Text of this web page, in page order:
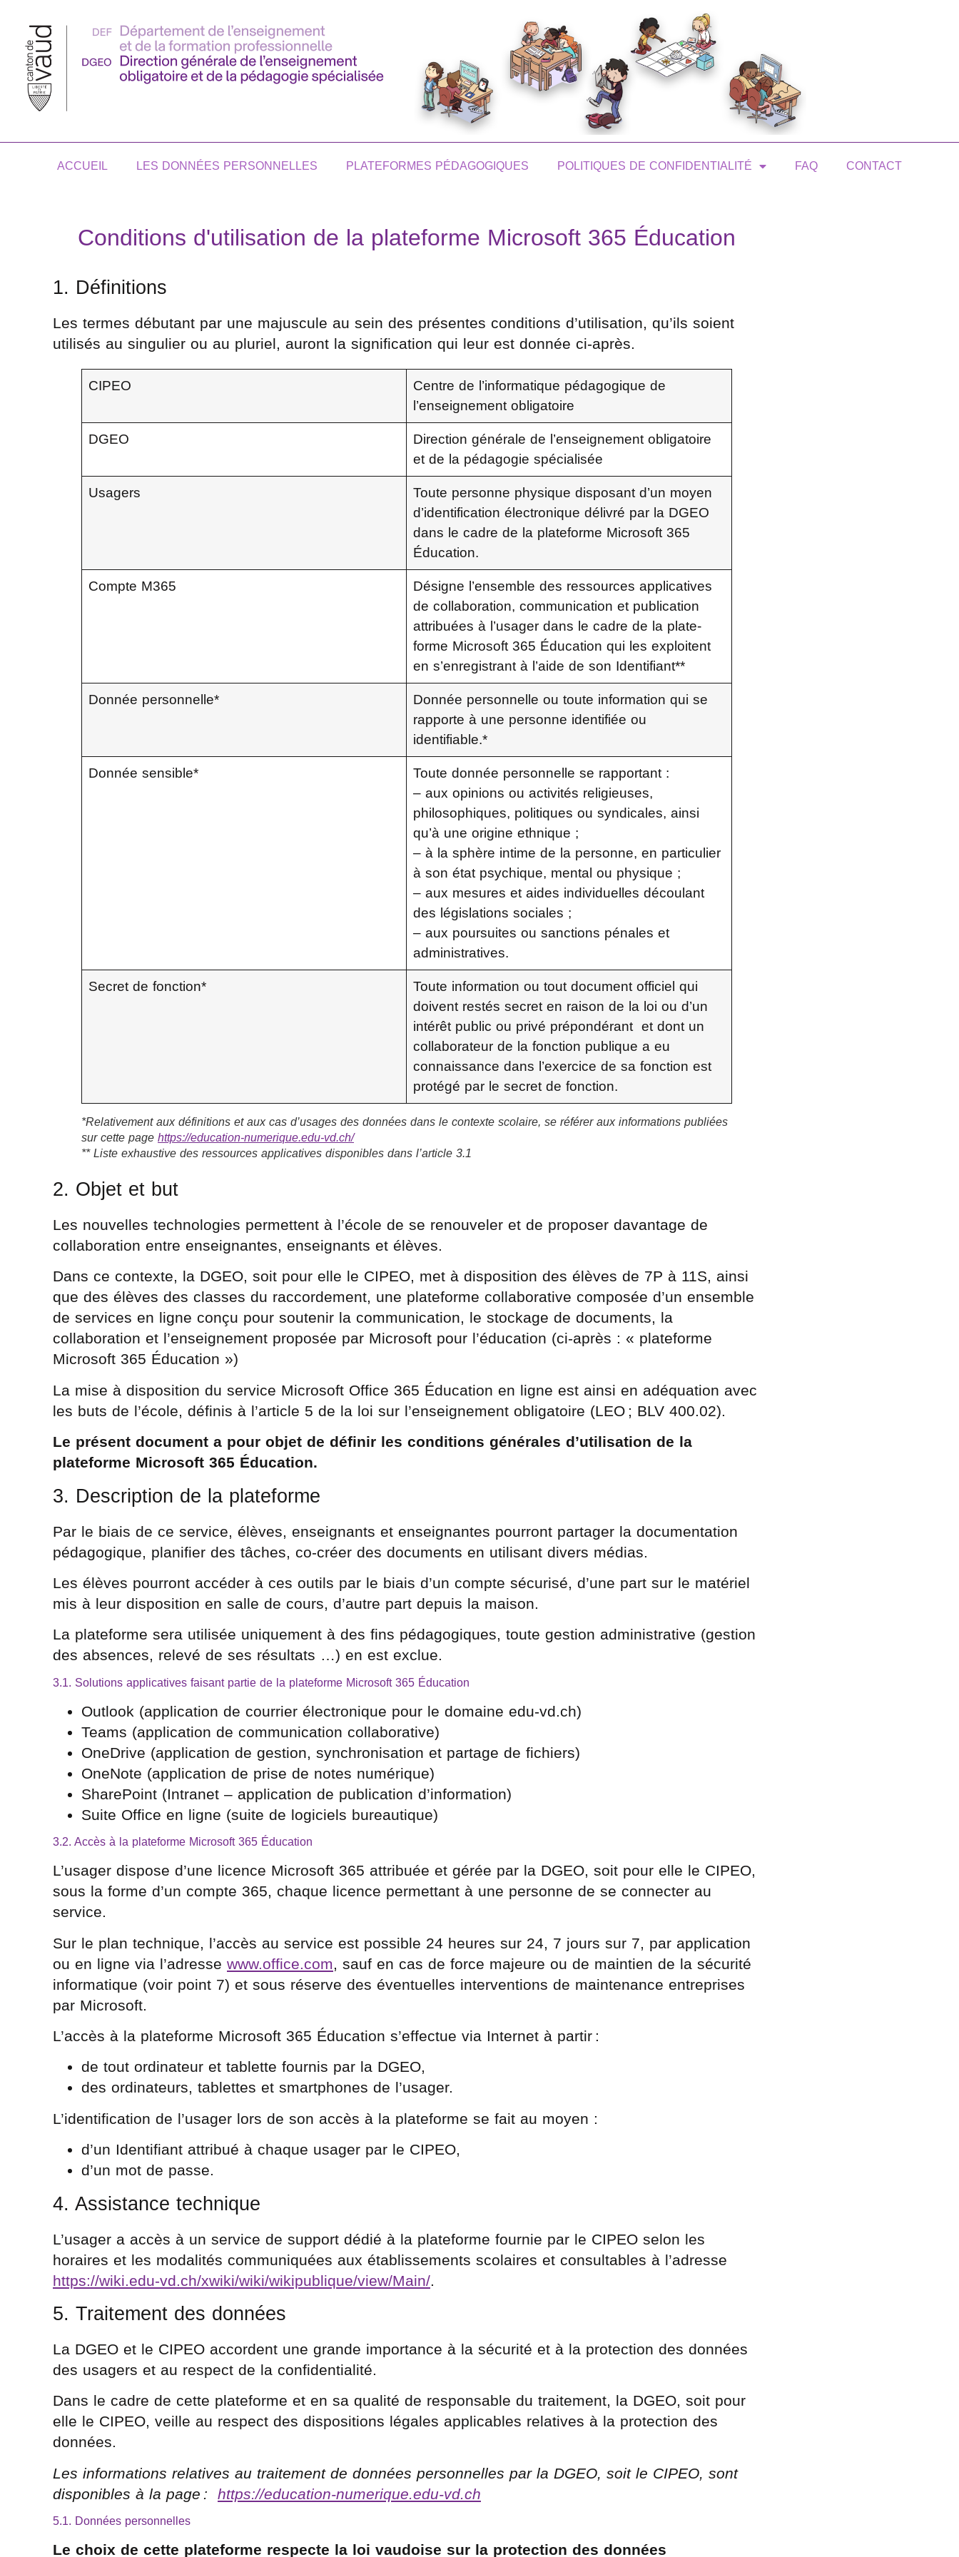
ACCUEIL LES DONNÉES PERSONNELLES PLATEFORMES PÉDAGOGIQUES POLITIQUES DE CONFIDENTIALITÉ FAQ CONTACT
Conditions d'utilisation de la plateforme Microsoft 365 Éducation
1. Définitions
Les termes débutant par une majuscule au sein des présentes conditions d’utilisation, qu’ils soient
utilisés au singulier ou au pluriel, auront la signification qui leur est donnée ci-après.
CIPEO
Centre de l’informatique pédagogique de
l’enseignement obligatoire
DGEO
Direction générale de l’enseignement obligatoire
et de la pédagogie spécialisée
Usagers
Toute personne physique disposant d’un moyen
d’identification électronique délivré par la DGEO
dans le cadre de la plateforme Microsoft 365
Éducation.
Compte M365
Désigne l’ensemble des ressources applicatives
de collaboration, communication et publication
attribuées à l’usager dans le cadre de la plate-
forme Microsoft 365 Éducation qui les exploitent
en s’enregistrant à l’aide de son Identifiant**
Donnée personnelle*
Donnée personnelle ou toute information qui se
rapporte à une personne identifiée ou
identifiable.*
Donnée sensible*
Toute donnée personnelle se rapportant :
– aux opinions ou activités religieuses,
philosophiques, politiques ou syndicales, ainsi
qu’à une origine ethnique ;
– à la sphère intime de la personne, en particulier
à son état psychique, mental ou physique ;
– aux mesures et aides individuelles découlant
des législations sociales ;
– aux poursuites ou sanctions pénales et
administratives.
Secret de fonction*
Toute information ou tout document officiel qui
doivent restés secret en raison de la loi ou d’un
intérêt public ou privé prépondérant et dont un
collaborateur de la fonction publique a eu
connaissance dans l’exercice de sa fonction est
protégé par le secret de fonction.
*Relativement aux définitions et aux cas d’usages des données dans le contexte scolaire, se référer aux informations publiées
sur cette page https://education-numerique.edu-vd.ch/
** Liste exhaustive des ressources applicatives disponibles dans l’article 3.1
2. Objet et but
Les nouvelles technologies permettent à l’école de se renouveler et de proposer davantage de
collaboration entre enseignantes, enseignants et élèves.
Dans ce contexte, la DGEO, soit pour elle le CIPEO, met à disposition des élèves de 7P à 11S, ainsi
que des élèves des classes du raccordement, une plateforme collaborative composée d’un ensemble
de services en ligne conçu pour soutenir la communication, le stockage de documents, la
collaboration et l’enseignement proposée par Microsoft pour l’éducation (ci-après : « plateforme
Microsoft 365 Éducation »)
La mise à disposition du service Microsoft Office 365 Éducation en ligne est ainsi en adéquation avec
les buts de l’école, définis à l’article 5 de la loi sur l’enseignement obligatoire (LEO ; BLV 400.02).
Le présent document a pour objet de définir les conditions générales d’utilisation de la
plateforme Microsoft 365 Éducation.
3. Description de la plateforme
Par le biais de ce service, élèves, enseignants et enseignantes pourront partager la documentation
pédagogique, planifier des tâches, co-créer des documents en utilisant divers médias.
Les élèves pourront accéder à ces outils par le biais d’un compte sécurisé, d’une part sur le matériel
mis à leur disposition en salle de cours, d’autre part depuis la maison.
La plateforme sera utilisée uniquement à des fins pédagogiques, toute gestion administrative (gestion
des absences, relevé de ses résultats …) en est exclue.
3.1. Solutions applicatives faisant partie de la plateforme Microsoft 365 Éducation
Outlook (application de courrier électronique pour le domaine edu-vd.ch)
Teams (application de communication collaborative)
OneDrive (application de gestion, synchronisation et partage de fichiers)
OneNote (application de prise de notes numérique)
SharePoint (Intranet – application de publication d’information)
Suite Office en ligne (suite de logiciels bureautique)
3.2. Accès à la plateforme Microsoft 365 Éducation
L’usager dispose d’une licence Microsoft 365 attribuée et gérée par la DGEO, soit pour elle le CIPEO,
sous la forme d’un compte 365, chaque licence permettant à une personne de se connecter au
service.
Sur le plan technique, l’accès au service est possible 24 heures sur 24, 7 jours sur 7, par application
ou en ligne via l’adresse www.office.com , sauf en cas de force majeure ou de maintien de la sécurité
informatique (voir point 7) et sous réserve des éventuelles interventions de maintenance entreprises
par Microsoft.
L’accès à la plateforme Microsoft 365 Éducation s’effectue via Internet à partir :
de tout ordinateur et tablette fournis par la DGEO,
des ordinateurs, tablettes et smartphones de l’usager.
L’identification de l’usager lors de son accès à la plateforme se fait au moyen :
d’un Identifiant attribué à chaque usager par le CIPEO,
d’un mot de passe.
4. Assistance technique
L’usager a accès à un service de support dédié à la plateforme fournie par le CIPEO selon les
horaires et les modalités communiquées aux établissements scolaires et consultables à l’adresse
https://wiki.edu-vd.ch/xwiki/wiki/wikipublique/view/Main/
5. Traitement des données
La DGEO et le CIPEO accordent une grande importance à la sécurité et à la protection des données
des usagers et au respect de la confidentialité.
Dans le cadre de cette plateforme et en sa qualité de responsable du traitement, la DGEO, soit pour
elle le CIPEO, veille au respect des dispositions légales applicables relatives à la protection des
données.
Les informations relatives au traitement de données personnelles par la DGEO, soit le CIPEO, sont
disponibles à la page : https://education-numerique.edu-vd.ch
5.1. Données personnelles
Le choix de cette plateforme respecte la loi vaudoise sur la protection des données